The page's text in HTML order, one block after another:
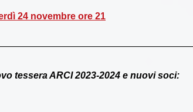
24 novembre ore 21
tessera ARCI 2023-2024 e nuovi soci: